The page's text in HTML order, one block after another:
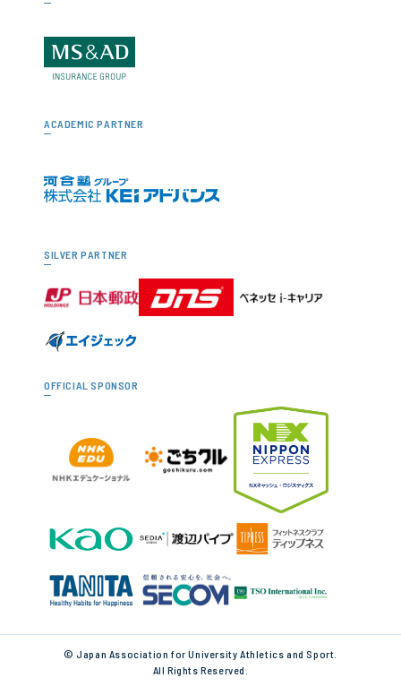
ACADEMIC PARTNER
SILVER PARTNER
OFFICIAL SPONSOR
© Japan Association for University Athletics and Sport.
All Rights Reserved.